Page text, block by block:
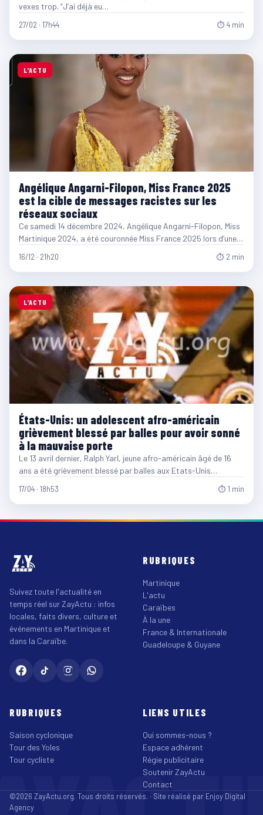
vexes trop. “J’ai déjà eu…
27/02 · 17h44 ⏱ 4 min
L'ACTU
Angélique Angarni-Filopon, Miss France 2025
est la cible de messages racistes sur les
réseaux sociaux
Ce samedi 14 décembre 2024, Angélique Angarni-Filopon, Miss
Martinique 2024, a été couronnée Miss France 2025 lors d’une…
16/12 · 21h20 ⏱ 2 min
L'ACTU
États-Unis: un adolescent afro-américain
grièvement blessé par balles pour avoir sonné
à la mauvaise porte
Le 13 avril dernier, Ralph Yarl, jeune afro-américain âgé de 16
ans a été grièvement blessé par balles aux Etats-Unis…
17/04 · 18h53 ⏱ 1 min
Suivez toute l'actualité en
temps réel sur ZayActu : infos
locales, faits divers, culture et
événements en Martinique et
dans la Caraïbe.
RUBRIQUES
Martinique
L'actu
Caraïbes
À la une
France & Internationale
Guadeloupe & Guyane
RUBRIQUES
Saison cyclonique
Tour des Yoles
Tour cycliste
LIENS UTILES
Qui sommes-nous ?
Espace adhérent
Régie publicitaire
Soutenir ZayActu
Contact
©2026 ZayActu.org. Tous droits réservés. · Site réalisé par Enjoy Digital
Agency